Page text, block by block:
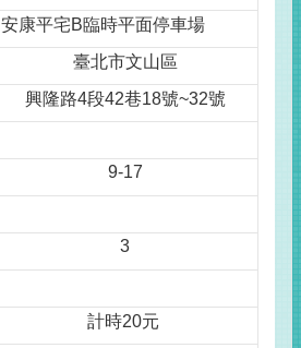
安康平宅B臨時平面停車場
臺北市文山區
興隆路4段42巷18號~32號
9-17
3
計時20元